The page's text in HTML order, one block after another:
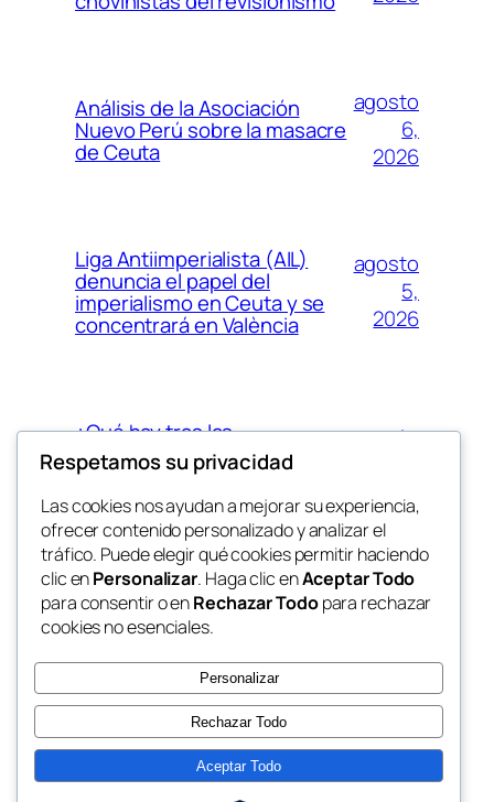
Análisis de la Asociación
Nuevo Perú sobre la masacre
de Ceuta
agosto
6,
2026
Liga Antiimperialista (AIL)
denuncia el papel del
imperialismo en Ceuta y se
concentrará en València
agosto
5,
2026
¿Qué hay tras las
restricciones al comercio con
Israel? Mucha palabrería pero
pocas acciones
agosto
Respetamos su privacidad
Las cookies nos ayudan a mejorar su experiencia,
ofrecer contenido personalizado y analizar el
tráfico. Puede elegir qué cookies permitir haciendo
clic enPersonalizar. Haga clic enAceptar Todo
para consentir o enRechazar Todopara rechazar
cookies no esenciales.
Personalizar
Rechazar Todo
Aceptar Todo